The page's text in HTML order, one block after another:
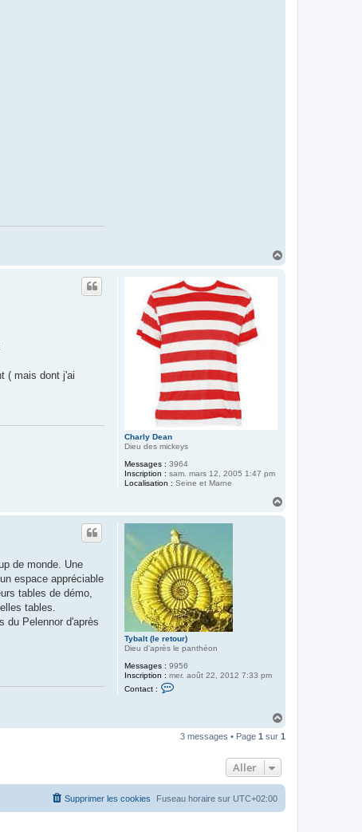
Charly Dean
Dieu des mickeys
Messages : 3964
Inscription : sam. mars 12, 2005 1:47 pm
Localisation : Seine et Marne
( mais dont j'ai
Tybalt (le retour)
Dieu d'après le panthéon
Messages : 9956
Inscription : mer. août 22, 2012 7:33 pm
Contact :
c
a
de monde. Une
espace appréciable
tables de démo,
tables.
du Pelennor d'après
u
3 messages • Page 1 sur 1
Aller
Fuseau horaire sur UTC+02:00
Supprimer les cookies